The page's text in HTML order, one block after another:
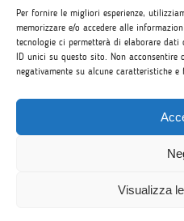
Per fornire le migliori esperienze,
memorizzare e/o accedere alle
tecnologie ci permetterà di elaborare
ID unici su questo sito. Non
negativamente su alcune caratteristiche e
Visualizza